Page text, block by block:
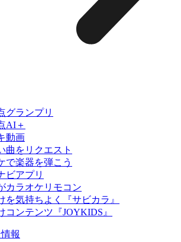
グランプリ
AI＋
動画
曲をリクエスト
で楽器を弾こう
ビアプリ
カラオケリモコン
を気持ちよく『サビカラ』
コンテンツ『JOYKIDS』
報